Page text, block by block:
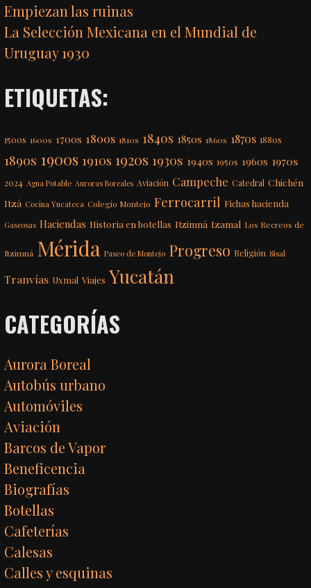
Empiezan las ruinas
La Selección Mexicana en el Mundial de
Uruguay 1930
ETIQUETAS:
1500s 1600s 1700s 1800s 1810s 1840s 1850s 1860s 1870s 1880s
1890s 1900s 1910s 1920s 1930s 1940s 1950s 1960s 1970s
2024 Agua Potable Auroras Boreales Aviación Campeche Catedral Chichén
Itzá Cocina Yucateca Colegio Montejo Ferrocarril Fichas hacienda
Gaseosas Haciendas Historia en botellas Itzimná Izamal Los Recreos de
Itzimná Mérida Paseo de Montejo Progreso Religión Sisal
Tranvías Uxmal Viajes Yucatán
CATEGORÍAS
Aurora Boreal
Autobús urbano
Automóviles
Aviación
Barcos de Vapor
Beneficencia
Biografías
Botellas
Cafeterías
Calesas
Calles y esquinas